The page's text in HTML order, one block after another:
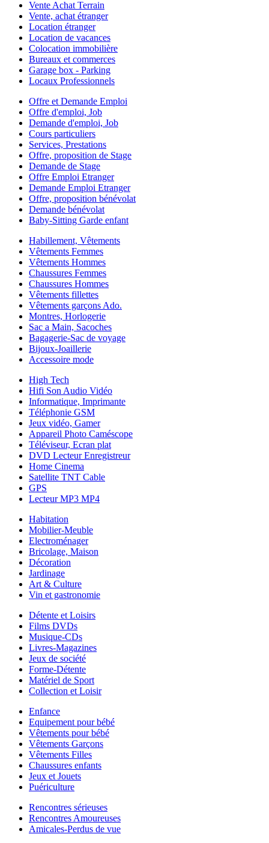
Vente Achat Terrain
Vente, achat étranger
Location étranger
Location de vacances
Colocation immobilière
Bureaux et commerces
Garage box - Parking
Locaux Professionnels
Offre et Demande Emploi
Offre d'emploi, Job
Demande d'emploi, Job
Cours particuliers
Services, Prestations
Offre, proposition de Stage
Demande de Stage
Offre Emploi Etranger
Demande Emploi Etranger
Offre, proposition bénévolat
Demande bénévolat
Baby-Sitting Garde enfant
Habillement, Vêtements
Vêtements Femmes
Vêtements Hommes
Chaussures Femmes
Chaussures Hommes
Vêtements fillettes
Vêtements garçons Ado.
Montres, Horlogerie
Sac a Main, Sacoches
Bagagerie-Sac de voyage
Bijoux-Joaillerie
Accessoire mode
High Tech
Hifi Son Audio Vidéo
Informatique, Imprimante
Téléphonie GSM
Jeux vidéo, Gamer
Appareil Photo Caméscope
Téléviseur, Ecran plat
DVD Lecteur Enregistreur
Home Cinema
Satellite TNT Cable
GPS
Lecteur MP3 MP4
Habitation
Mobilier-Meuble
Electroménager
Bricolage, Maison
Décoration
Jardinage
Art & Culture
Vin et gastronomie
Détente et Loisirs
Films DVDs
Musique-CDs
Livres-Magazines
Jeux de société
Forme-Détente
Matériel de Sport
Collection et Loisir
Enfance
Equipement pour bébé
Vêtements pour bébé
Vêtements Garçons
Vêtements Filles
Chaussures enfants
Jeux et Jouets
Puériculture
Rencontres sérieuses
Rencontres Amoureuses
Amicales-Perdus de vue